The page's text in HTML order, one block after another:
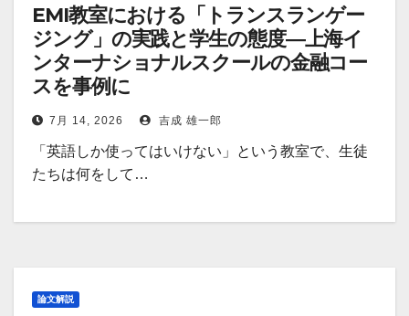
EMI教室における「トランスランゲー
ジング」の実践と学生の態度―上海イ
ンターナショナルスクールの金融コー
スを事例に
7月 14, 2026 吉成 雄一郎
「英語しか使ってはいけない」という教室で、生徒
たちは何をして…
論文解説